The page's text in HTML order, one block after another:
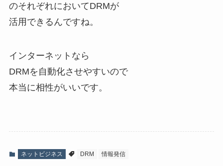
のそれぞれにおいてDRMが
活用できるんですね。
インターネットなら
DRMを自動化させやすいので
本当に相性がいいです。
ネットビジネス DRM 情報発信